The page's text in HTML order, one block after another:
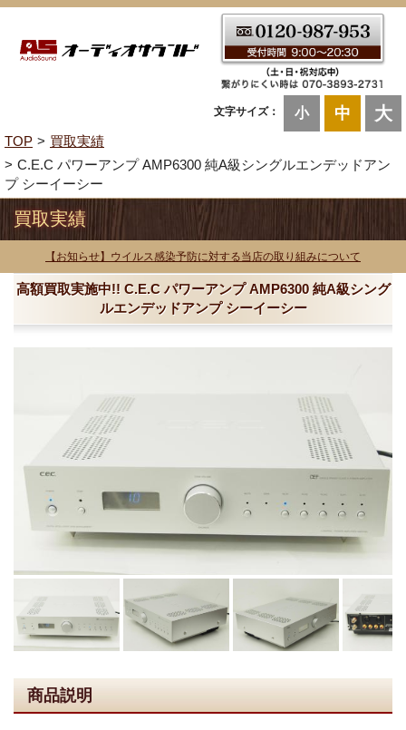
文字サイズ： 小 中 大
TOP
買取実績
C.E.C パワーアンプ AMP6300 純A級シングルエンデッドアン
プ シーイーシー
買取実績
【お知らせ】ウイルス感染予防に対する当店の取り組みについて
高額買取実施中!! C.E.C パワーアンプ AMP6300 純A級シング
ルエンデッドアンプ シーイーシー
商品説明